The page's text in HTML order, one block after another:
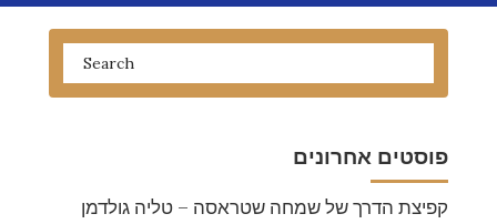
פוסטים אחרונים
קפיצת הדרך של שמחה שטראסה – טליה גולדמן